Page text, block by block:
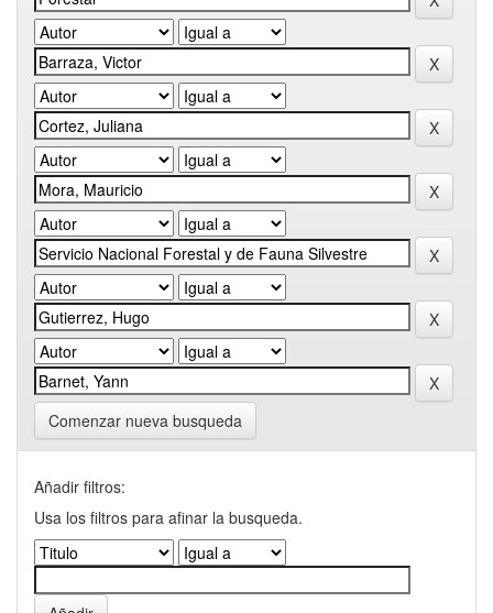
Comenzar nueva busqueda
Añadir filtros:
Usa los filtros para afinar la busqueda.